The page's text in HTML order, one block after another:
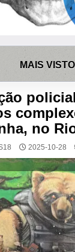
MAIS
no
2025-10-28